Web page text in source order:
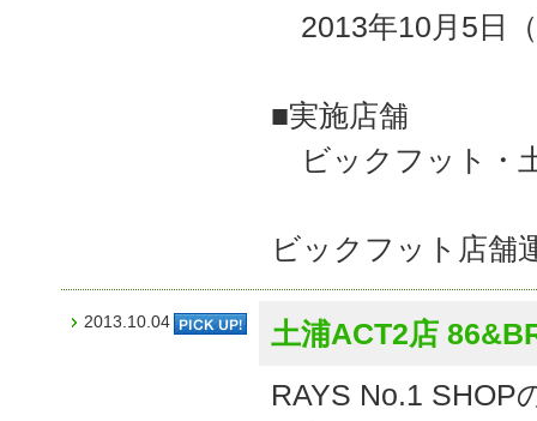
2013年10月5日
■実施店舗
ビックフット・
ビックフット店舗
2013.10.04
土浦ACT2店
RAYS No.1 SHOP